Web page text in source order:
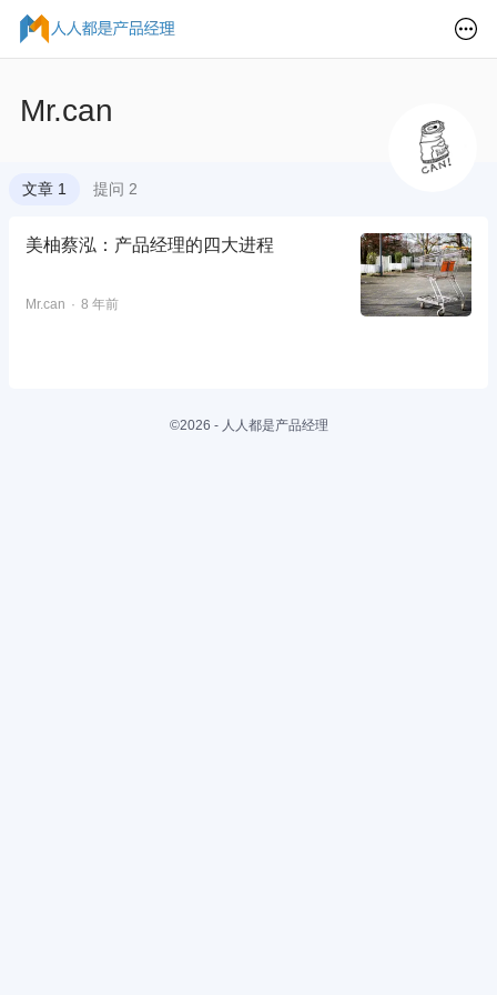
Mr.can
文章 1 提问 2
美柚蔡泓：产品经理的四大进程
Mr.can 8 年前
©2026 - 人人都是产品经理